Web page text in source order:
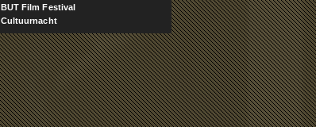
BUT Film Festival
Cultuurnacht